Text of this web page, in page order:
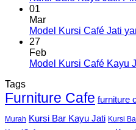
01
Mar
Model Kursi Café Jati
27
Feb
Model Kursi Café Kayu
Tags
Furniture Cafe furniture
Murah Kursi Bar Kayu Jati Kursi